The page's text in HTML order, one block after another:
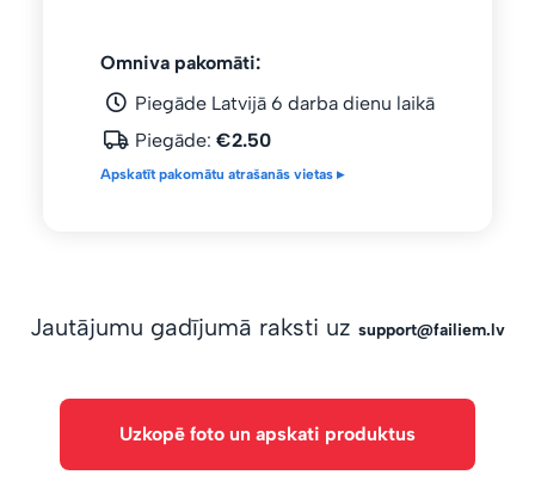
Omniva pakomāti:
Piegāde Latvijā 6 darba dienu laikā
Piegāde: €2.50
Apskatīt pakomātu atrašanās vietas ▸
Jautājumu gadījumā raksti uz support@failiem.lv
Uzkopē foto un apskati produktus